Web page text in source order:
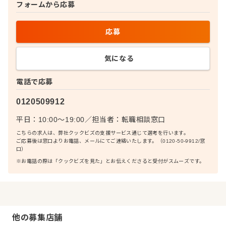
電話で応募
0120509912
平日：10:00〜19:00／担当者： 転職相談窓口
こちらの求人は、弊社クックビズの支援サービス通じて選考を行います。
ご応募後は窓口よりお電話、メールにてご連絡いたします。（0120-50-9912/窓
口）
※お電話の際は「クックビズを見た」とお伝えくださると受付がスムーズです。
フォームから応募
応募
気になる
他の募集店舗